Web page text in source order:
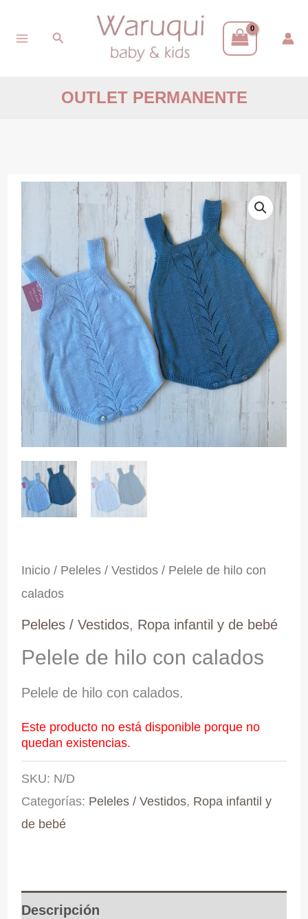
Buscar
OUTLET PERMANENTE
Inicio/ Peleles / Vestidos/ Pelele de hilo con
calados
Peleles / Vestidos, Ropa infantil y de bebé
Pelele de hilo con calados
Pelele de hilo con calados.
Este producto no está disponible porque no
quedan existencias.
SKU: N/D
Categorías: Peleles / Vestidos, Ropa infantil y
de bebé
Descripción